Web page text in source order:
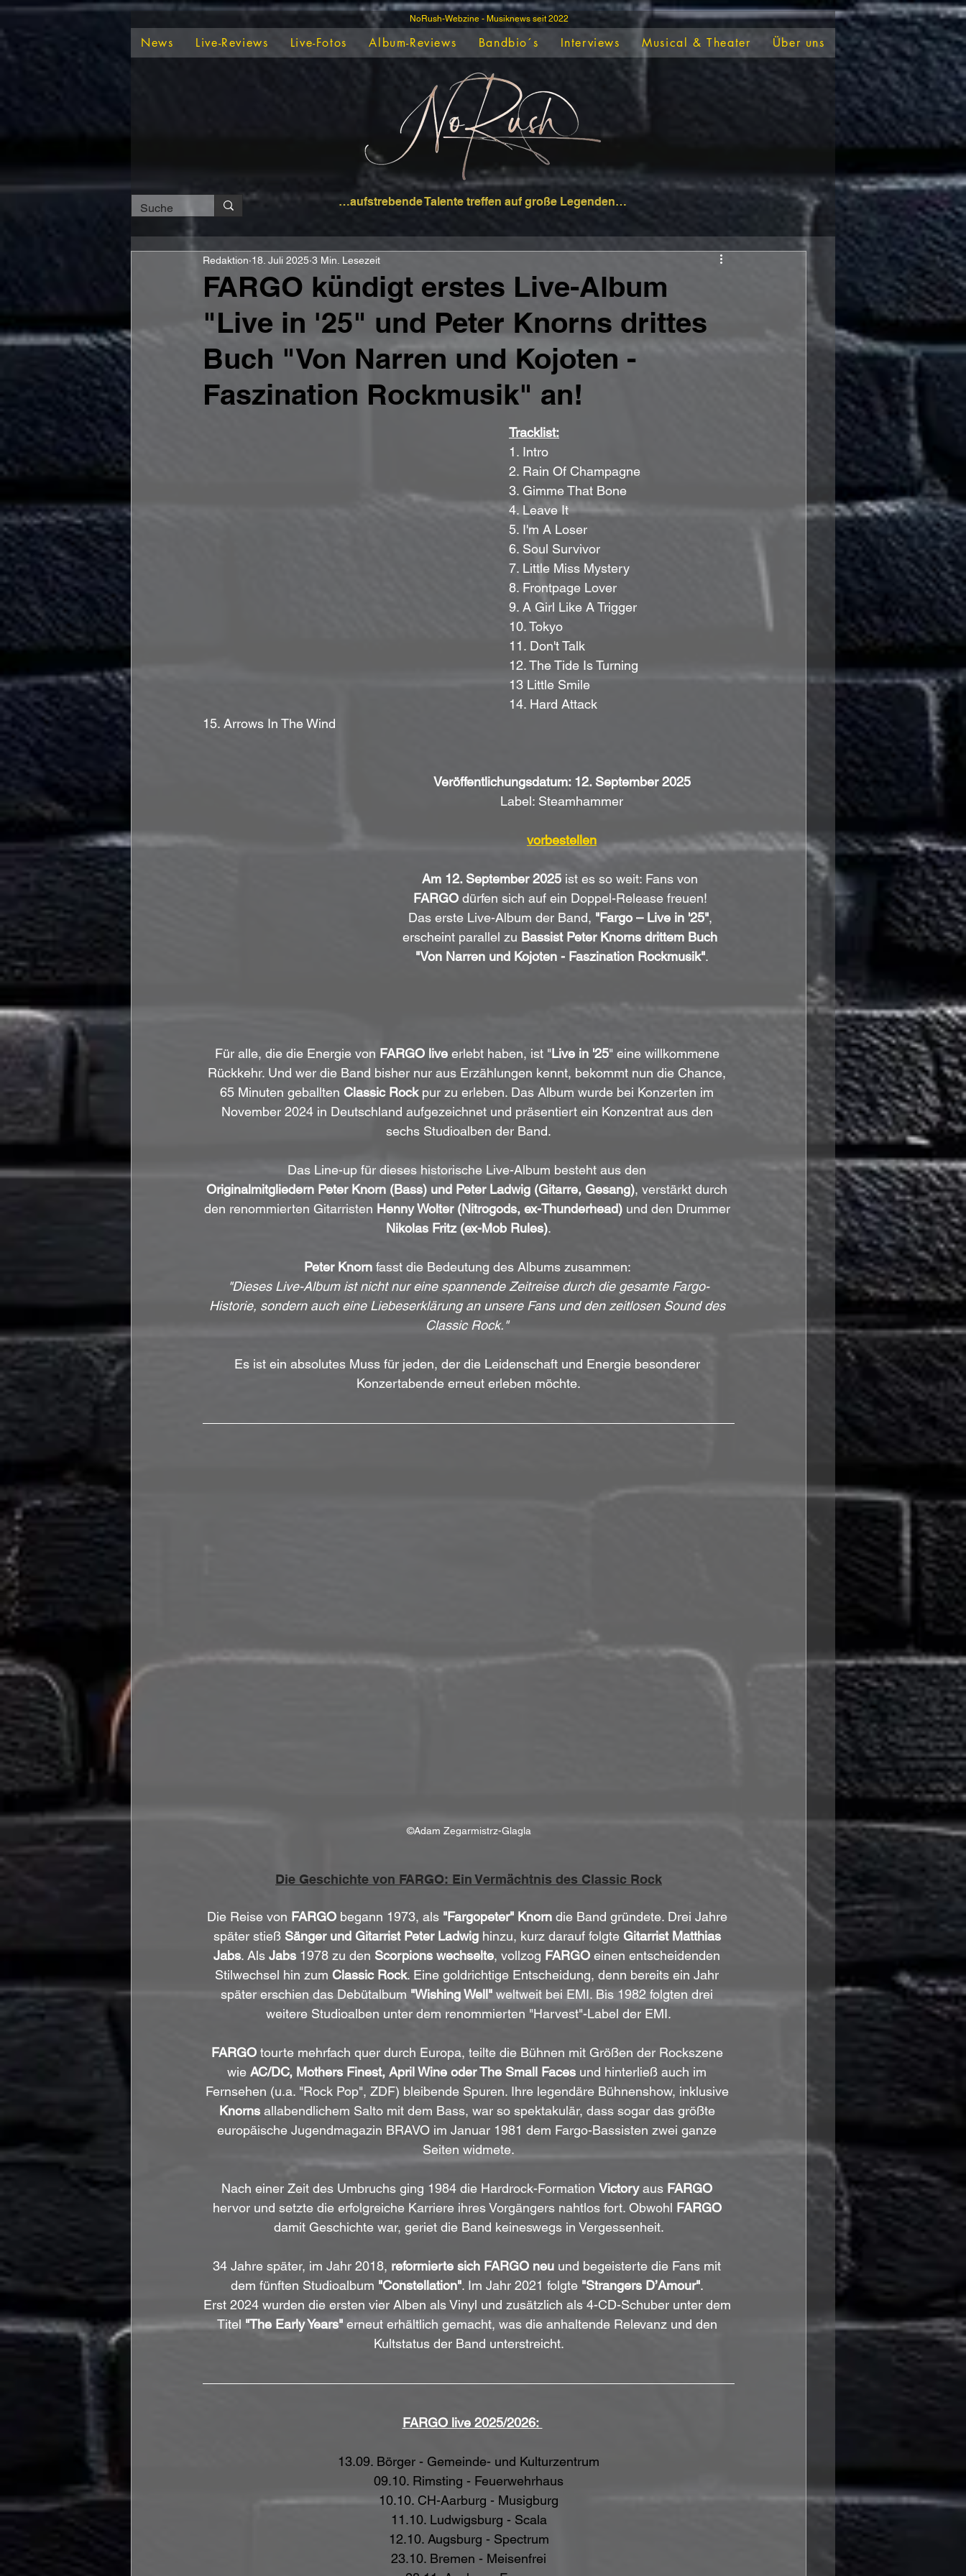
NoRush-Webzine - Musiknews seit 2022
News Live-Reviews Live-Fotos Album-Reviews Bandbio´s Interviews Musical & Theater Über uns
…aufstrebende Talente treffen auf große Legenden…
FARGO kündigt erstes Live-Album
"Live in '25" und Peter Knorns drittes
Buch "Von Narren und Kojoten -
Faszination Rockmusik" an!
Redaktion 18. Juli 2025 3 Min. Lesezeit
Tracklist:
1. Intro
2. Rain Of Champagne
3. Gimme That Bone
4. Leave It
5. I'm A Loser
6. Soul Survivor
7. Little Miss Mystery
8. Frontpage Lover
9. A Girl Like A Trigger
10. Tokyo
11. Don't Talk
12. The Tide Is Turning
13 Little Smile
14. Hard Attack
15. Arrows In The Wind
Veröffentlichungsdatum: 12. September 2025
Label: Steamhammer
vorbestellen
Am 12. September 2025 ist es so weit: Fans von
FARGO dürfen sich auf ein Doppel-Release freuen!
Das erste Live-Album der Band, "Fargo – Live in '25",
erscheint parallel zu Bassist Peter Knorns drittem Buch
"Von Narren und Kojoten - Faszination Rockmusik".
Für alle, die die Energie von FARGO live erlebt haben, ist "Live in '25" eine willkommene
Rückkehr. Und wer die Band bisher nur aus Erzählungen kennt, bekommt nun die Chance,
65 Minuten geballten Classic Rock pur zu erleben. Das Album wurde bei Konzerten im
November 2024 in Deutschland aufgezeichnet und präsentiert ein Konzentrat aus den
sechs Studioalben der Band.
Das Line-up für dieses historische Live-Album besteht aus den
Originalmitgliedern Peter Knorn (Bass) und Peter Ladwig (Gitarre, Gesang), verstärkt durch
den renommierten Gitarristen Henny Wolter (Nitrogods, ex-Thunderhead) und den Drummer
Nikolas Fritz (ex-Mob Rules).
Peter Knorn fasst die Bedeutung des Albums zusammen:
"Dieses Live-Album ist nicht nur eine spannende Zeitreise durch die gesamte Fargo-
Historie, sondern auch eine Liebeserklärung an unsere Fans und den zeitlosen Sound des
Classic Rock."
Es ist ein absolutes Muss für jeden, der die Leidenschaft und Energie besonderer
Konzertabende erneut erleben möchte.
©Adam Zegarmistrz-Glagla
Die Geschichte von FARGO: Ein Vermächtnis des Classic Rock
Die Reise von FARGO begann 1973, als "Fargopeter" Knorn die Band gründete. Drei Jahre
später stieß Sänger und Gitarrist Peter Ladwig hinzu, kurz darauf folgte Gitarrist Matthias
Jabs. Als Jabs 1978 zu den Scorpions wechselte, vollzog FARGO einen entscheidenden
Stilwechsel hin zum Classic Rock. Eine goldrichtige Entscheidung, denn bereits ein Jahr
später erschien das Debütalbum "Wishing Well" weltweit bei EMI. Bis 1982 folgten drei
weitere Studioalben unter dem renommierten "Harvest"-Label der EMI.
FARGO tourte mehrfach quer durch Europa, teilte die Bühnen mit Größen der Rockszene
wie AC/DC, Mothers Finest, April Wine oder The Small Faces und hinterließ auch im
Fernsehen (u.a. "Rock Pop", ZDF) bleibende Spuren. Ihre legendäre Bühnenshow, inklusive
Knorns allabendlichem Salto mit dem Bass, war so spektakulär, dass sogar das größte
europäische Jugendmagazin BRAVO im Januar 1981 dem Fargo-Bassisten zwei ganze
Seiten widmete.
Nach einer Zeit des Umbruchs ging 1984 die Hardrock-Formation Victory aus FARGO
hervor und setzte die erfolgreiche Karriere ihres Vorgängers nahtlos fort. Obwohl FARGO
damit Geschichte war, geriet die Band keineswegs in Vergessenheit.
34 Jahre später, im Jahr 2018, reformierte sich FARGO neu und begeisterte die Fans mit
dem fünften Studioalbum "Constellation". Im Jahr 2021 folgte "Strangers D’Amour".
Erst 2024 wurden die ersten vier Alben als Vinyl und zusätzlich als 4-CD-Schuber unter dem
Titel "The Early Years" erneut erhältlich gemacht, was die anhaltende Relevanz und den
Kultstatus der Band unterstreicht.
FARGO live 2025/2026:
13.09. Börger - Gemeinde- und Kulturzentrum
09.10. Rimsting - Feuerwehrhaus
10.10. CH-Aarburg - Musigburg
11.10. Ludwigsburg - Scala
12.10. Augsburg - Spectrum
23.10. Bremen - Meisenfrei